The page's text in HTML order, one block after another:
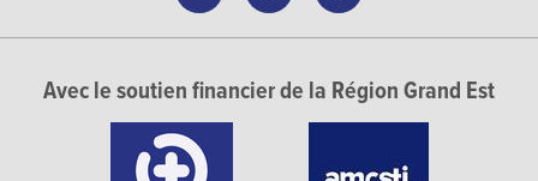
Avec le soutien financier de la Région Grand Est